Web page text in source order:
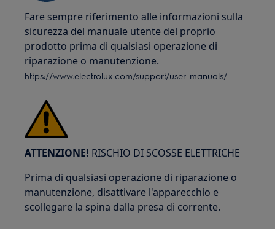
Fare sempre riferimento alle informazioni sulla
sicurezza del manuale utente del proprio
prodotto prima di qualsiasi operazione di
riparazione o manutenzione.
https://www.electrolux.com/support/user-manuals/
ATTENZIONE! RISCHIO DI SCOSSE ELETTRICHE
Prima di qualsiasi operazione di riparazione o
manutenzione, disattivare l'apparecchio e
scollegare la spina dalla presa di corrente.